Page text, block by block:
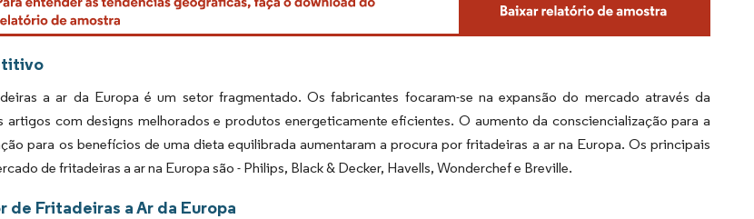
a ar da Europa é um setor fragmentado. Os fabricantes focaram-se na expansão do mercado através da
artigos com designs melhorados e produtos energeticamente eficientes. O aumento da consciencialização para a
para os benefícios de uma dieta equilibrada aumentaram a procura por fritadeiras a ar na Europa. Os principais
de fritadeiras a ar na Europa são - Philips, Black & Decker, Havells, Wonderchef e Breville.
de Fritadeiras a Ar da Europa